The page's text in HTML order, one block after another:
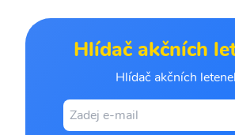
Hlídač akčních
Hlídač akčních